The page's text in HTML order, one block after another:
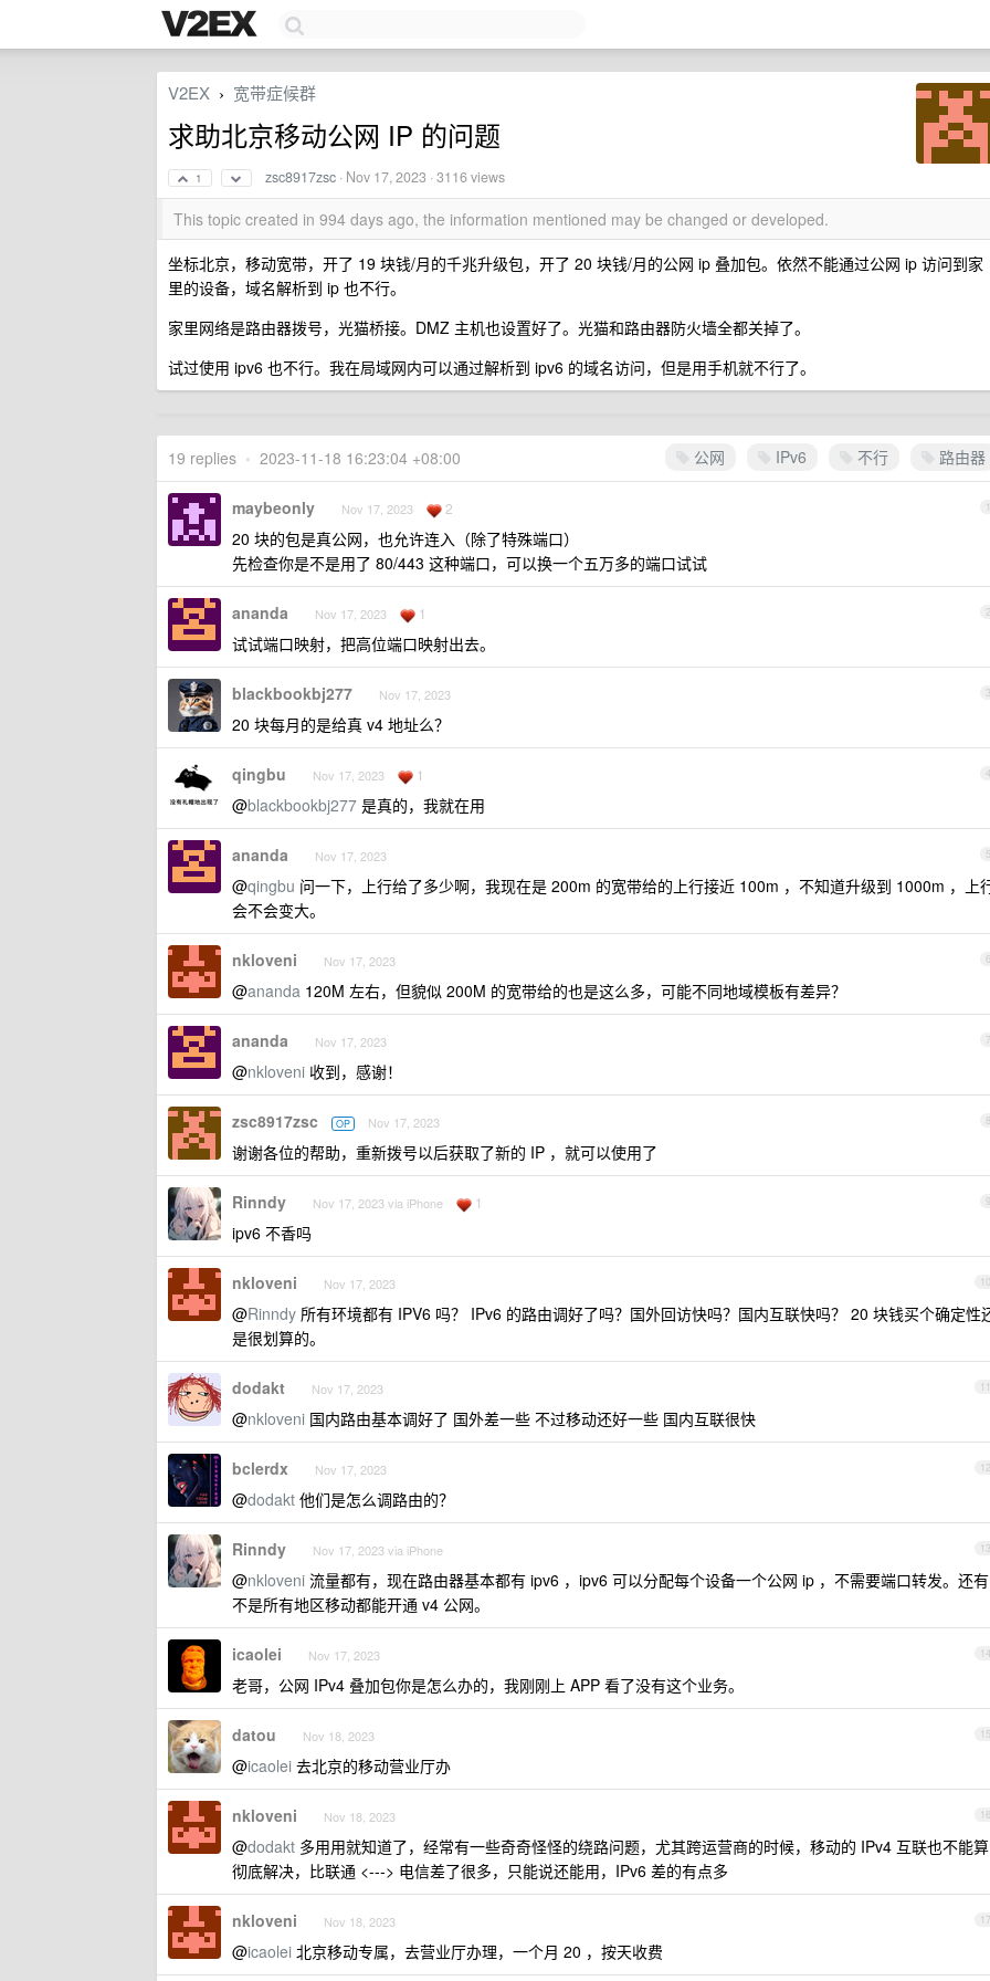
V2EX › 宽带症候群
求助北京移动公网 IP 的问题
1 zsc8917zsc · Nov 17, 2023 · 3116 views
This topic created in 994 days ago, the information mentioned may be changed or developed.
坐标北京，移动宽带，开了 19 块钱/月的千兆升级包，开了 20 块钱/月的公网 ip 叠加包。依然不能通过公网 ip 访问到家
里的设备，域名解析到 ip 也不行。
家里网络是路由器拨号，光猫桥接。DMZ 主机也设置好了。光猫和路由器防火墙全都关掉了。
试过使用 ipv6 也不行。我在局域网内可以通过解析到 ipv6 的域名访问，但是用手机就不行了。
公网 IPv6 不行 路由器
19 replies • 2023-11-18 16:23:04 +08:00
1
maybeonly Nov 17, 2023 2
20 块的包是真公网，也允许连入（除了特殊端口）
先检查你是不是用了 80/443 这种端口，可以换一个五万多的端口试试
2
ananda Nov 17, 2023 1
试试端口映射，把高位端口映射出去。
3
blackbookbj277 Nov 17, 2023
20 块每月的是给真 v4 地址么？
4
qingbu Nov 17, 2023 1
@blackbookbj277 是真的，我就在用
5
ananda Nov 17, 2023
@qingbu 问一下，上行给了多少啊，我现在是 200m 的宽带给的上行接近 100m ，不知道升级到 1000m ，上
会不会变大。
6
nkloveni Nov 17, 2023
@ananda 120M 左右，但貌似 200M 的宽带给的也是这么多，可能不同地域模板有差异？
7
ananda Nov 17, 2023
@nkloveni 收到，感谢！
8
zsc8917zsc OP Nov 17, 2023
谢谢各位的帮助，重新拨号以后获取了新的 IP ，就可以使用了
9
Rinndy Nov 17, 2023 via iPhone 1
ipv6 不香吗
10
nkloveni Nov 17, 2023
@Rinndy 所有环境都有 IPV6 吗？ IPv6 的路由调好了吗？国外回访快吗？国内互联快吗？ 20 块钱买个确定性
是很划算的。
11
dodakt Nov 17, 2023
@nkloveni 国内路由基本调好了 国外差一些 不过移动还好一些 国内互联很快
12
bclerdx Nov 17, 2023
@dodakt 他们是怎么调路由的？
13
Rinndy Nov 17, 2023 via iPhone
@nkloveni 流量都有，现在路由器基本都有 ipv6 ，ipv6 可以分配每个设备一个公网 ip ，不需要端口转发。还有
不是所有地区移动都能开通 v4 公网。
14
icaolei Nov 17, 2023
老哥，公网 IPv4 叠加包你是怎么办的，我刚刚上 APP 看了没有这个业务。
15
datou Nov 18, 2023
@icaolei 去北京的移动营业厅办
16
nkloveni Nov 18, 2023
@dodakt 多用用就知道了，经常有一些奇奇怪怪的绕路问题，尤其跨运营商的时候，移动的 IPv4 互联也不能算
彻底解决，比联通 <---> 电信差了很多，只能说还能用，IPv6 差的有点多
17
nkloveni Nov 18, 2023
@icaolei 北京移动专属，去营业厅办理，一个月 20 ，按天收费